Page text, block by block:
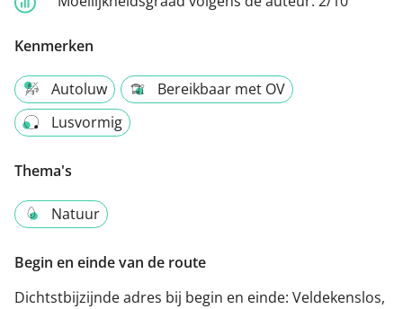
Kenmerken
Autoluw
Bereikbaar met OV
Lusvormig
Thema's
Natuur
Begin en einde van de route
Dichtstbijzijnde adres bij begin en einde: Veldekenslos,